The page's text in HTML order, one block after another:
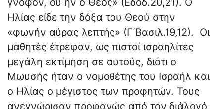
γνόφον, ου ην ο Θεός» (Εδοδ.20,21). Ο
Ηλίας είδε την δόξα του Θεού στην
«φωνήν αύρας λεπτής» (Γ΄Βασιλ.19,12). Οι
μαθητές έτρεφαν, ως πιστοί ισραηλίτες
μεγάλη εκτίμηση σε αυτούς, διότι ο
Μωυσής ήταν ο νομοθέτης του Ισραήλ και
ο Ηλίας ο μέγιστος των προφητών. Τους
ανεγνώρισαν προφανώς από τον διάλογό